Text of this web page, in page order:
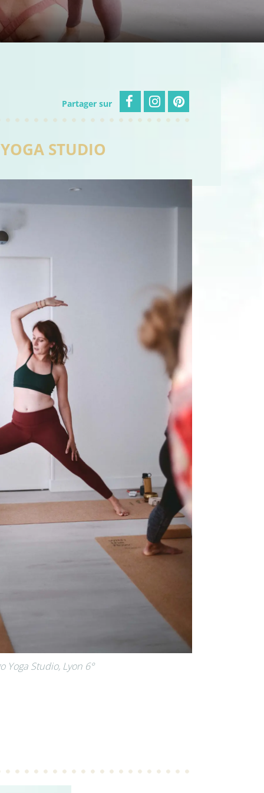
Partager sur
STUDIO
Yoga Studio, Lyon 6°